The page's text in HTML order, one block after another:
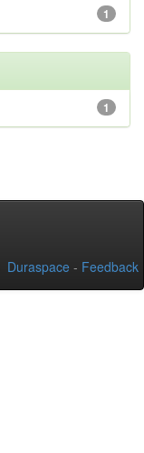
1
1
Duraspace - Feedback